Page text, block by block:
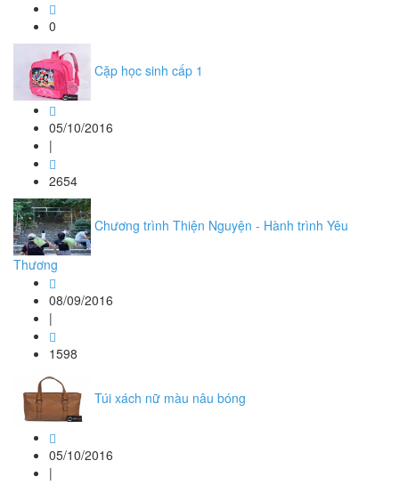
0
Cặp học sinh cấp 1
05/10/2016
|
2654
Chương trình Thiện Nguyện - Hành trình Yêu
Thương
08/09/2016
|
1598
Túi xách nữ màu nâu bóng
05/10/2016
|